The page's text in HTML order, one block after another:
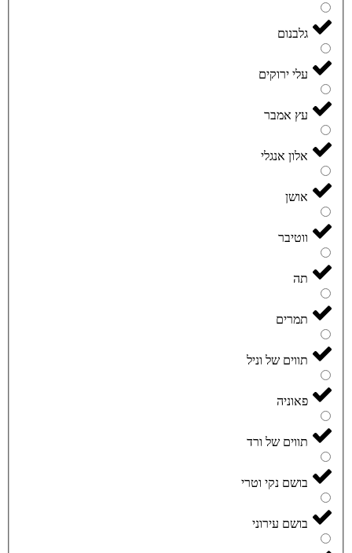
גלבנום
עלי ירוקים
עץ אמבר
אלון אנגלי
אושן
ווטיבר
תה
תמרים
תווים של וניל
פאוניה
תווים של ורד
בושם נקי וטרי
בושם עירוני